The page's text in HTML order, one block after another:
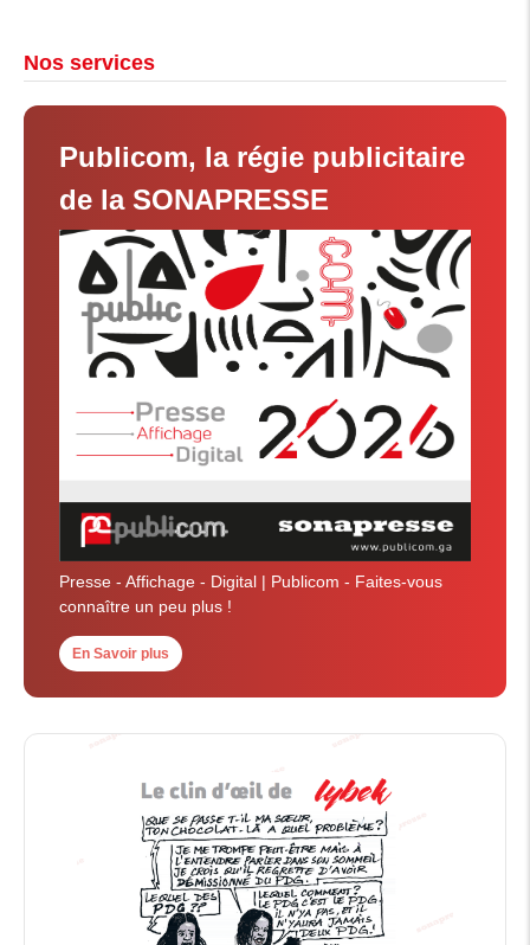
Nos services
Publicom, la régie publicitaire
de la SONAPRESSE
Presse - Affichage - Digital | Publicom - Faites-vous
connaître un peu plus !
En Savoir plus